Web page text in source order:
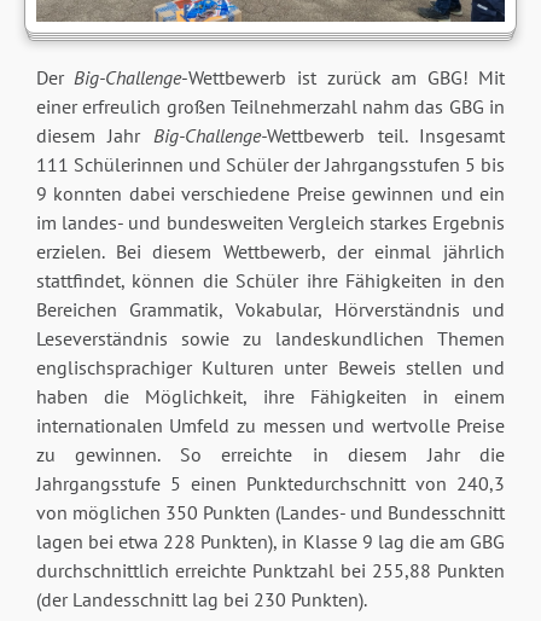
DerBig-Challenge-Wettbewerb ist zurück am GBG! Mit
einer erfreulich großen Teilnehmerzahl nahm das GBG in
diesem Jahr Big-Challenge-Wettbewerb teil. Insgesamt
111 Schülerinnen und Schüler der Jahrgangsstufen 5 bis
9 konnten dabei verschiedene Preise gewinnen und ein
im landes- und bundesweiten Vergleich starkes Ergebnis
erzielen. Bei diesem Wettbewerb, der einmal jährlich
stattfindet, können die Schüler ihre Fähigkeiten in den
Bereichen Grammatik, Vokabular, Hörverständnis und
Leseverständnis sowie zu landeskundlichen Themen
englischsprachiger Kulturen unter Beweis stellen und
haben die Möglichkeit, ihre Fähigkeiten in einem
internationalen Umfeld zu messen und wertvolle Preise
zu gewinnen. So erreichte in diesem Jahr die
Jahrgangsstufe 5 einen Punktedurchschnitt von 240,3
von möglichen 350 Punkten (Landes- und Bundesschnitt
lagen bei etwa 228 Punkten), in Klasse 9 lag die am GBG
durchschnittlich erreichte Punktzahl bei 255,88 Punkten
(der Landesschnitt lag bei 230 Punkten).